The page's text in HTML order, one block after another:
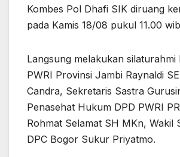
Kombes Pol Dhafi SIK diruang
pada Kamis 18/08 pukul 11.00
Langsung melakukan silaturahmi
PWRI Provinsi Jambi Raynaldi
Candra, Sekretaris Sastra
Penasehat Hukum DPD PWRI
Rohmat Selamat SH MKn, Wakil
DPC Bogor Sukur Priyatmo.